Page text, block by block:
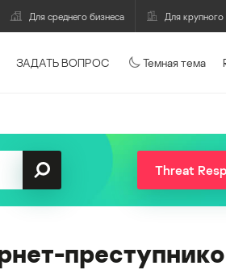
Для среднего бизнеса Для крупного
ЗАДАТЬ ВОПРОС Темная тема
Threat